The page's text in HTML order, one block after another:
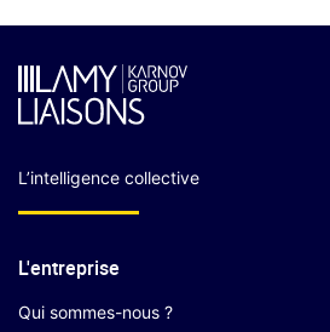
L’intelligence collective
L'entreprise
Qui sommes-nous ?